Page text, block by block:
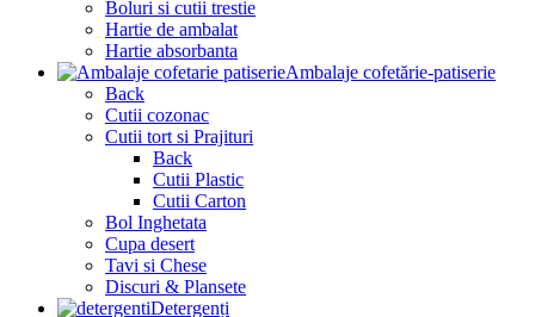
Boluri si cutii trestie
Hartie de ambalat
Hartie absorbanta
Ambalaje cofetărie-patiserie
Back
Cutii cozonac
Cutii tort si Prajituri
Back
Cutii Plastic
Cutii Carton
Bol Inghetata
Cupa desert
Tavi si Chese
Discuri & Plansete
Detergenți